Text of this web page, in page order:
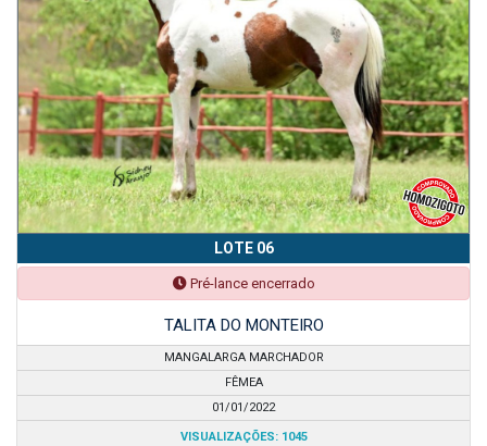
LOTE 06
Pré-lance encerrado
TALITA DO MONTEIRO
MANGALARGA MARCHADOR
FÊMEA
01/01/2022
VISUALIZAÇÕES: 1045